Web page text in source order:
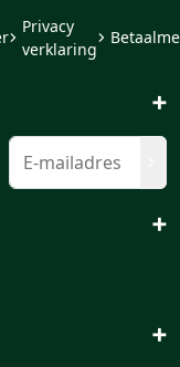
Privacy
verklaring
+
+
+